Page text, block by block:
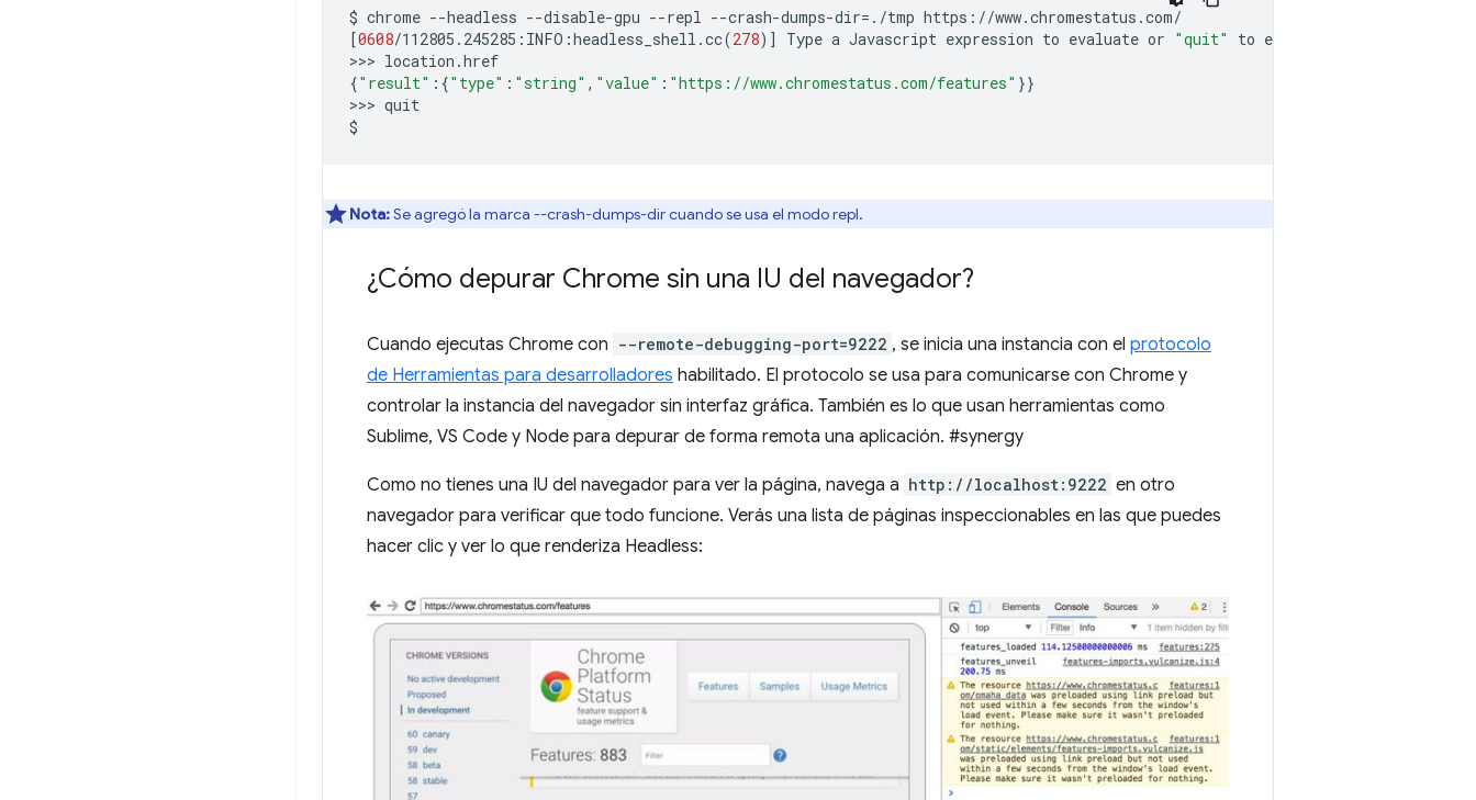
$ chrome --headless --disable-gpu --repl --crash-dumps-dir= ./tmp
[0608/112805.245285:INFO:headless_shell.cc(278)] Type a Javascript expression to evaluate or "quit" to exit.
>>>
{"result" : {"type" : "string" , "value" : "https://www.chromestatus.com/features" }}
>>> quit
Nota:Se agregó la marca --crash-dumps-dir cuando se usa el modo repl.
¿Cómo depurar Chrome sin una IU del navegador?
Cuando ejecutas Chrome con --remote-debugging-port=9222 , se inicia una instancia con el protocolo
de Herramientas para desarrolladores habilitado. El protocolo se usa para comunicarse con Chrome y
controlar la instancia del navegador sin interfaz gráfica. También es lo que usan herramientas como
Sublime, VS Code y Node para depurar de forma remota una aplicación. #synergy
Como no tienes una IU del navegador para ver la página, navega a http://localhost:9222 en otro
navegador para verificar que todo funcione. Verás una lista de páginas inspeccionables en las que puedes
hacer clic y ver lo que renderiza Headless: